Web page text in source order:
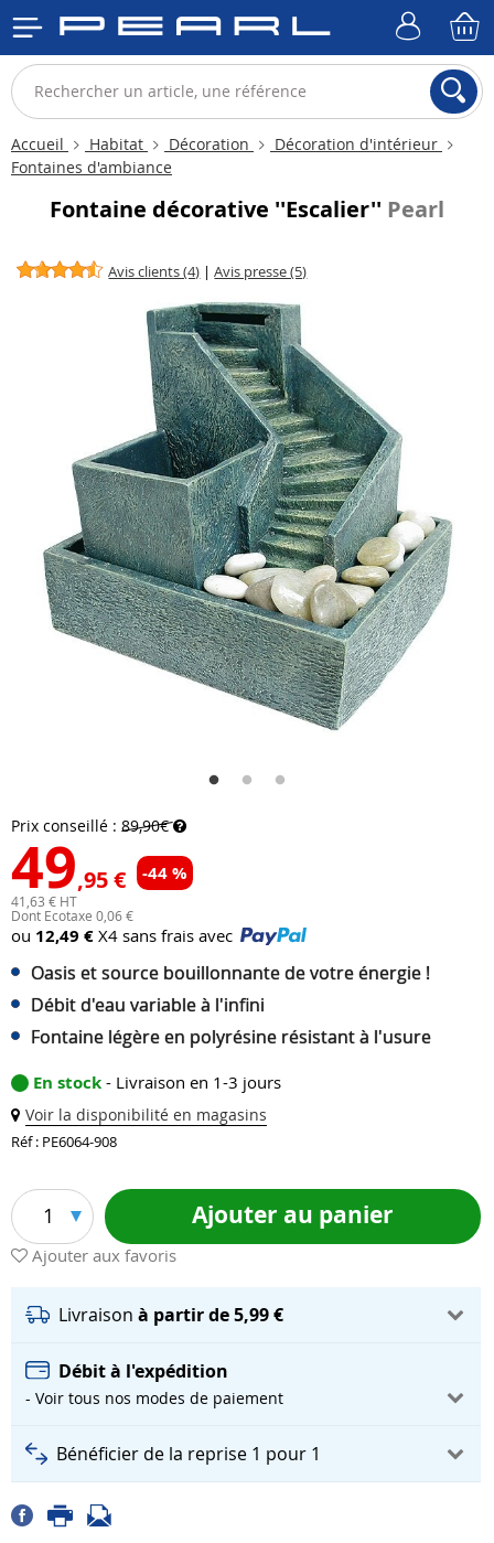
Accueil Habitat Décoration
Décoration d'intérieur
Fontaines d'ambiance
Fontaine décorative ''Escalier'' Pearl
Avis clients (4) |Avis presse (5)
Prix conseillé : 89,90€
49,95 € -44 %
41,63 € HT
Dont Ecotaxe 0,06 €
ou 12,49 € X4 sans frais avec
Oasis et source bouillonnante de votre énergie !
Débit d'eau variable à l'infini
Fontaine légère en polyrésine résistant à l'usure
En stock - Livraison en 1-3 jours
Voir la disponibilité en magasins
Réf : PE6064-908
1 Ajouter au panier
Ajouter aux favoris
Livraison à partir de 5,99 €
Débit à l'expédition
- Voir tous nos modes de paiement
Bénéficier de la reprise 1 pour 1